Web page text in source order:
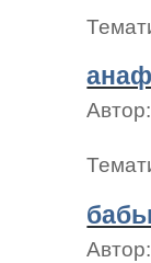
Автор: